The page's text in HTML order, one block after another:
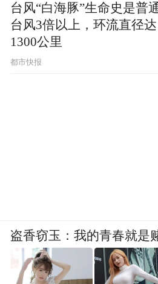
台风“白海豚”生命史是普
台风3倍以上，环流直径达
1300公里
都市快报
盗香窃玉：我的青春就是